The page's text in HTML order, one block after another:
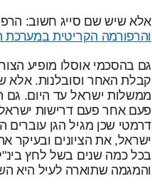
אלא שיש שם סייג חשוב:
והרפורמה הקריטית במערכת
גם בהסכמי אוסלו מופיע
קבלת האחר וסובלנות. אלא
ממשלות ישראל עד היום. גם
פעם אחר פעם דרישות
דרמטי שכן מגיל הגן
ישראל, את הציונים ובעיקר
בכל כמה שנים בשל לחץ
והמגמה שתוארה לעיל היא